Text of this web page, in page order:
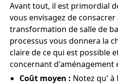
Avant tout, il est primordial
vous envisagez de
transformation de salle de
processus vous donnera la
claire de ce qui est possible
concernant d'aménagement
Coût moyen : Notez qu' à